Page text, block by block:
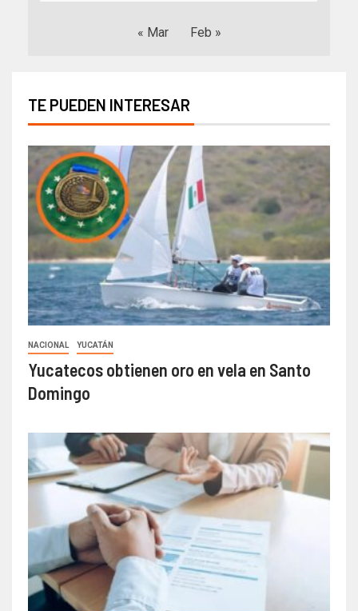
« Mar Feb »
TE PUEDEN INTERESAR
NACIONAL YUCATÁN
Yucatecos obtienen oro en vela en Santo
Domingo